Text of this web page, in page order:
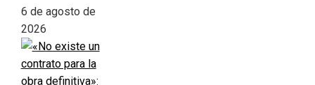
6 de agosto de
2026